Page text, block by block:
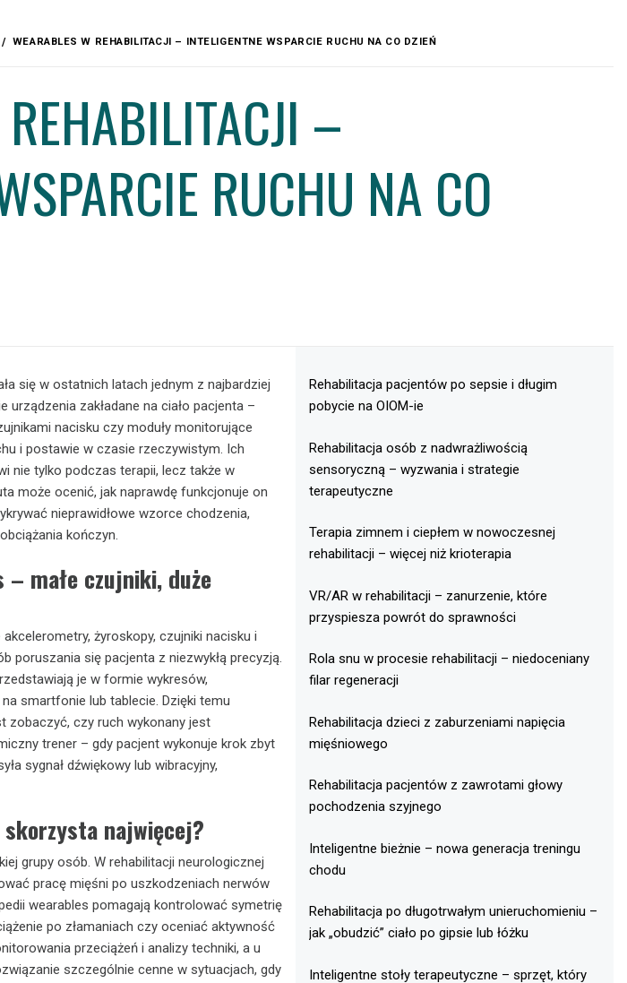
WEARABLES W REHABILITACJI – INTELIGENTNE WSPARCIE RUCHU NA CO DZIEŃ
–
RUCHU NA CO
się w ostatnich latach jednym z najbardziej
urządzenia zakładane na ciało pacjenta –
nacisku czy moduły monitorujące
i postawie w czasie rzeczywistym. Ich
nie tylko podczas terapii, lecz także w
może ocenić, jak naprawdę funkcjonuje on
nieprawidłowe wzorce chodzenia,
kończyn.
małe czujniki, duże
żyroskopy, czujniki nacisku i
poruszania się pacjenta z niezwykłą precyzją.
je w formie wykresów,
smartfonie lub tablecie. Dzięki temu
zobaczyć, czy ruch wykonany jest
trener – gdy pacjent wykonuje krok zbyt
sygnał dźwiękowy lub wibracyjny,
najwięcej?
grupy osób. W rehabilitacji neurologicznej
pracę mięśni po uszkodzeniach nerwów
wearables pomagają kontrolować symetrię
po złamaniach czy oceniać aktywność
przeciążeń i analizy techniki, a u
szczególnie cenne w sytuacjach, gdy
Rehabilitacja pacjentów po sepsie i długim
pobycie na OIOM-ie
Rehabilitacja osób z nadwrażliwością
sensoryczną – wyzwania i strategie
terapeutyczne
Terapia zimnem i ciepłem w nowoczesnej
rehabilitacji – więcej niż krioterapia
VR/AR w rehabilitacji – zanurzenie, które
przyspiesza powrót do sprawności
Rola snu w procesie rehabilitacji – niedoceniany
filar regeneracji
Rehabilitacja dzieci z zaburzeniami napięcia
mięśniowego
Rehabilitacja pacjentów z zawrotami głowy
pochodzenia szyjnego
Inteligentne bieżnie – nowa generacja treningu
chodu
Rehabilitacja po długotrwałym unieruchomieniu –
jak „obudzić” ciało po gipsie lub łóżku
Inteligentne stoły terapeutyczne – sprzęt, który